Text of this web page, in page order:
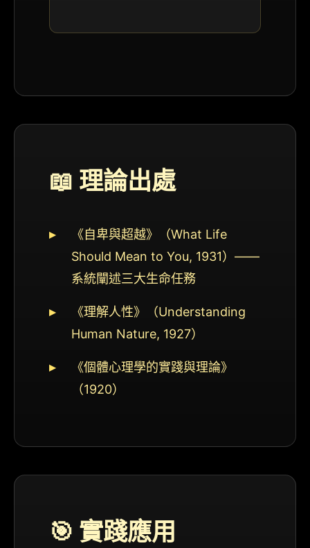
📖 理論出處
《自卑與超越》（What Life
Should Mean to You, 1931）——
系統闡述三大生命任務
《理解人性》（Understanding
Human Nature, 1927）
《個體心理學的實踐與理論》
（1920）
🎯 實踐應用